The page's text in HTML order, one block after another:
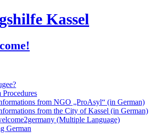
Kassel
from NGO „ProAsyl“ (in German)
from the City of Kassel (in German)
(Multiple Language)
German